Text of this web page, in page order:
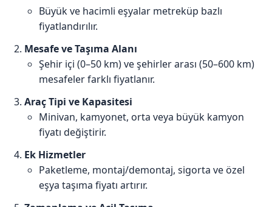
Büyük ve hacimli eşyalar metreküp bazlı
fiyatlandırılır.
Mesafe ve Taşıma Alanı
Şehir içi (0–50 km) ve şehirler arası (50–600 km)
mesafeler farklı fiyatlanır.
Araç Tipi ve Kapasitesi
Minivan, kamyonet, orta veya büyük kamyon
fiyatı değiştirir.
Ek Hizmetler
Paketleme, montaj/demontaj, sigorta ve özel
eşya taşıma fiyatı artırır.